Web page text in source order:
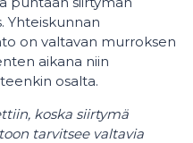
Yhteiskunnan
on valtavan murroksen
aikana niin
osalta.
koska siirtymä
tarvitsee valtavia